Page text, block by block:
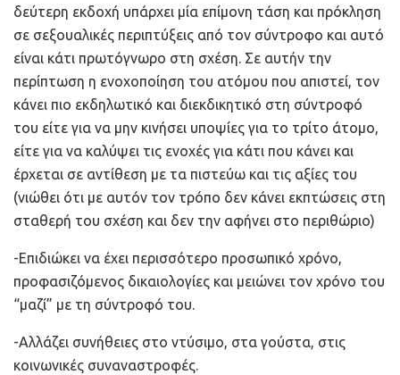
δεύτερη εκδοχή υπάρχει μία επίμονη τάση και πρόκληση
σε σεξουαλικές περιπτύξεις από τον σύντροφο και αυτό
είναι κάτι πρωτόγνωρο στη σχέση. Σε αυτήν την
περίπτωση η ενοχοποίηση του ατόμου που απιστεί, τον
κάνει πιο εκδηλωτικό και διεκδικητικό στη σύντροφό
του είτε για να μην κινήσει υποψίες για το τρίτο άτομο,
είτε για να καλύψει τις ενοχές για κάτι που κάνει και
έρχεται σε αντίθεση με τα πιστεύω και τις αξίες του
(νιώθει ότι με αυτόν τον τρόπο δεν κάνει εκπτώσεις στη
σταθερή του σχέση και δεν την αφήνει στο περιθώριο)
-Επιδιώκει να έχει περισσότερο προσωπικό χρόνο,
προφασιζόμενος δικαιολογίες και μειώνει τον χρόνο του
“μαζί” με τη σύντροφό του.
-Αλλάζει συνήθειες στο ντύσιμο, στα γούστα, στις
κοινωνικές συναναστροφές.